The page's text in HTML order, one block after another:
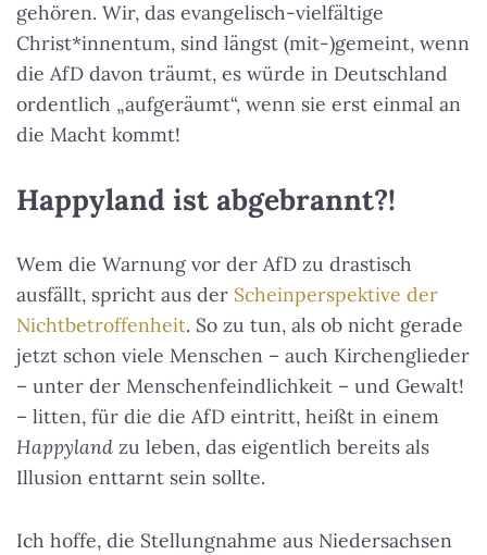
gehören. Wir, das evangelisch-vielfältige
Christ*innentum, sind längst (mit-)gemeint, wenn
die AfD davon träumt, es würde in Deutschland
ordentlich „aufgeräumt“, wenn sie erst einmal an
die Macht kommt!
Happyland ist abgebrannt?!
Wem die Warnung vor der AfD zu drastisch
ausfällt, spricht aus der Scheinperspektive der
Nichtbetroffenheit. So zu tun, als ob nicht gerade
jetzt schon viele Menschen – auch Kirchenglieder
– unter der Menschenfeindlichkeit – und Gewalt!
– litten, für die die AfD eintritt, heißt in einem
Happyland zu leben, das eigentlich bereits als
Illusion enttarnt sein sollte.
Ich hoffe, die Stellungnahme aus Niedersachsen